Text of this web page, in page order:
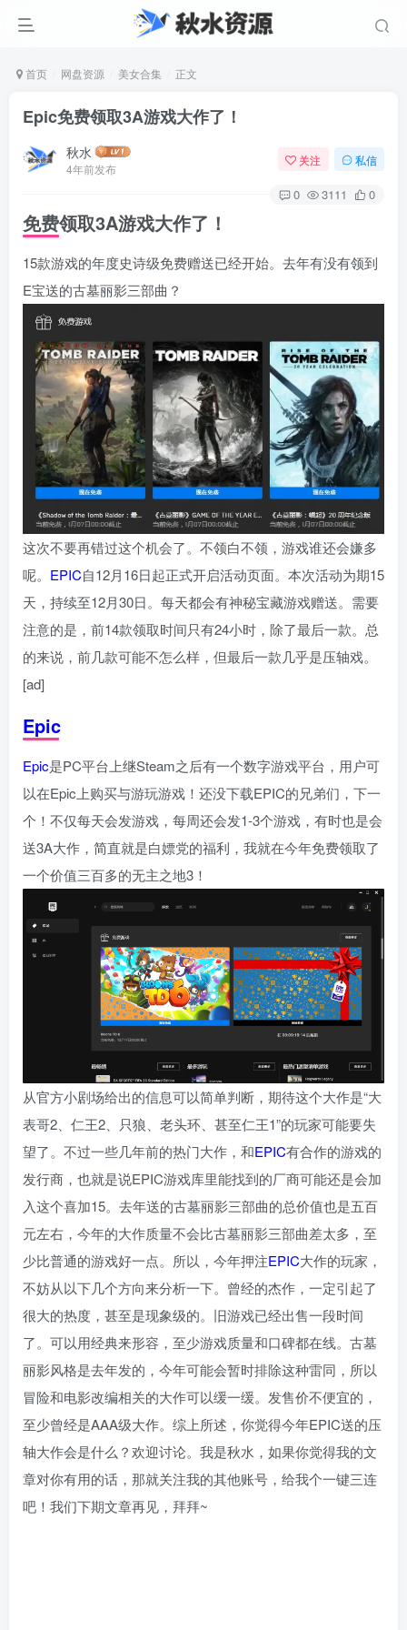
首页 网盘资源 美女合集 正文
Epic免费领取3A游戏大作了！
秋水
4年前发布
关注 私信
0 3111 0
免费领取3A游戏大作了！
15款游戏的年度史诗级免费赠送已经开始。去年有没有领到
E宝送的古墓丽影三部曲？
这次不要再错过这个机会了。不领白不领，游戏谁还会嫌多
呢。 EPIC自12月16日起正式开启活动页面。本次活动为期15
天，持续至12月30日。每天都会有神秘宝藏游戏赠送。需要
注意的是，前14款领取时间只有24小时，除了最后一款。总
的来说，前几款可能不怎么样，但最后一款几乎是压轴戏。
[ad]
Epic
Epic是PC平台上继Steam之后有一个数字游戏平台，用户可
以在Epic上购买与游玩游戏！还没下载EPIC的兄弟们，下一
个！不仅每天会发游戏，每周还会发1-3个游戏，有时也是会
送3A大作，简直就是白嫖党的福利，我就在今年免费领取了
一个价值三百多的无主之地3！
从官方小剧场给出的信息可以简单判断，期待这个大作是“大
表哥2、仁王2、只狼、老头环、甚至仁王1”的玩家可能要失
望了。不过一些几年前的热门大作，和EPIC有合作的游戏的
发行商，也就是说EPIC游戏库里能找到的厂商可能还是会加
入这个喜加15。去年送的古墓丽影三部曲的总价值也是五百
元左右，今年的大作质量不会比古墓丽影三部曲差太多，至
少比普通的游戏好一点。所以，今年押注EPIC大作的玩家，
不妨从以下几个方向来分析一下。曾经的杰作，一定引起了
很大的热度，甚至是现象级的。旧游戏已经出售一段时间
了。可以用经典来形容，至少游戏质量和口碑都在线。古墓
丽影风格是去年发的，今年可能会暂时排除这种雷同，所以
冒险和电影改编相关的大作可以缓一缓。发售价不便宜的，
至少曾经是AAA级大作。综上所述，你觉得今年EPIC送的压
轴大作会是什么？欢迎讨论。我是秋水，如果你觉得我的文
章对你有用的话，那就关注我的其他账号，给我个一键三连
吧！我们下期文章再见，拜拜~